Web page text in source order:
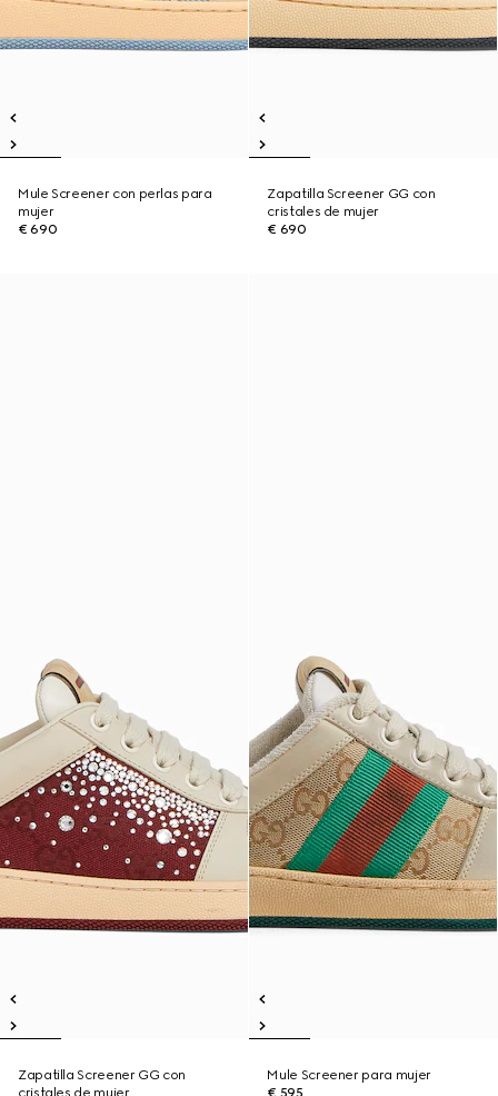
Mule Screener con perlas para
mujer
€ 690
Zapatilla Screener GG con
cristales de mujer
€ 690
Zapatilla Screener GG con
cristales de mujer
Mule Screener para mujer
€ 595